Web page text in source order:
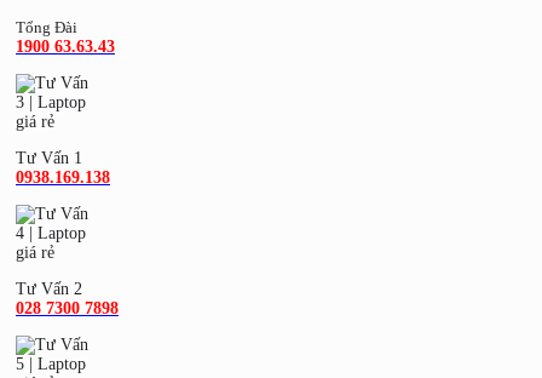
Tổng Đài
1900 63.63.43
Tư Vấn 1
0938.169.138
Tư Vấn 2
028 7300 7898